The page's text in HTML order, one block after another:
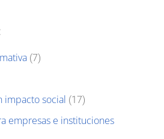
(7)
impacto social (17)
empresas e instituciones